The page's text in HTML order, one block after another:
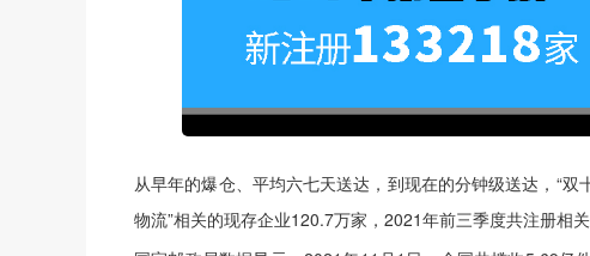
从早年的爆仓、平均六七天送达，到现在的分钟级送达，“双
物流”相关的现存企业120.7万家，2021年前三季度共注册相